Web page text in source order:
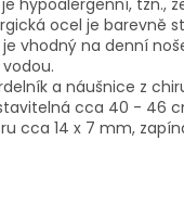
ocel je barevně
vhodný na denní
a náušnice z
cca 40 - 46
cca 14 x 7 mm,